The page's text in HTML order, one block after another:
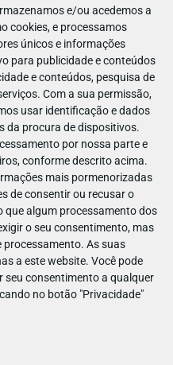
e/ou acedemos a
cookies, e processamos
únicos e informações
para publicidade e conteúdos
e conteúdos, pesquisa de
Com a sua permissão,
usar identificação e dados
da procura de dispositivos.
por nossa parte e
conforme descrito acima.
mais pormenorizadas
de consentir ou recusar o
que algum processamento dos
o seu consentimento, mas
processamento. As suas
a este website. Você pode
seu consentimento a qualquer
no botão "Privacidade"
agendar a sua visita ao
conhecer esta escola
para contar.
30 de junho
que não pode